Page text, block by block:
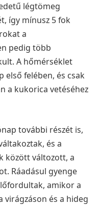
légtömeg
így mínusz 5 fok
a
pedig több
A hőmérséklet
első felében, és csak
a kukorica vetéséhez
további részét is,
és a
között változott, a
Ráadásul gyenge
amikor a
és a hideg